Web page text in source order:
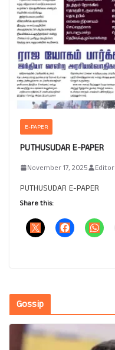
E-PAPER
PUTHUSUDAR E-PAPER
November 17, 2025 Editor
PUTHUSUDAR E-PAPER
Share this:
Gossip